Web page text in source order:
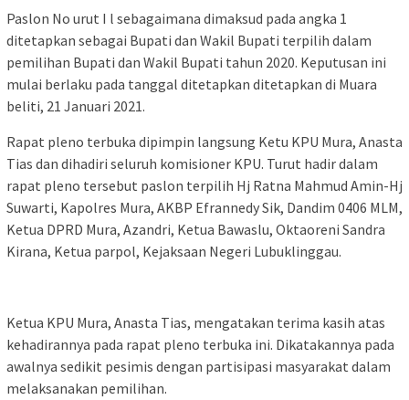
Paslon No urut I l sebagaimana dimaksud pada angka 1
ditetapkan sebagai Bupati dan Wakil Bupati terpilih dalam
pemilihan Bupati dan Wakil Bupati tahun 2020. Keputusan ini
mulai berlaku pada tanggal ditetapkan ditetapkan di Muara
beliti, 21 Januari 2021.
Rapat pleno terbuka dipimpin langsung Ketu KPU Mura, Anasta
Tias dan dihadiri seluruh komisioner KPU. Turut hadir dalam
rapat pleno tersebut paslon terpilih Hj Ratna Mahmud Amin-Hj
Suwarti, Kapolres Mura, AKBP Efrannedy Sik, Dandim 0406 MLM,
Ketua DPRD Mura, Azandri, Ketua Bawaslu, Oktaoreni Sandra
Kirana, Ketua parpol, Kejaksaan Negeri Lubuklinggau.
Ketua KPU Mura, Anasta Tias, mengatakan terima kasih atas
kehadirannya pada rapat pleno terbuka ini. Dikatakannya pada
awalnya sedikit pesimis dengan partisipasi masyarakat dalam
melaksanakan pemilihan.